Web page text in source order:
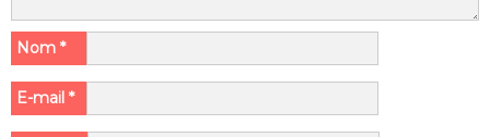
Nom *
E-mail *